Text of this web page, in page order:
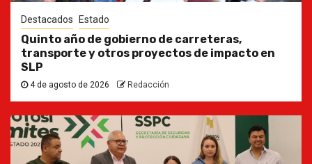
Destacados Estado
Quinto año de gobierno de carreteras,
transporte y otros proyectos de impacto en
SLP
4 de agosto de 2026 Redacción